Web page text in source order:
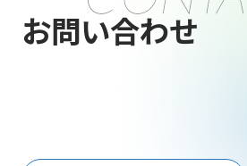
お問い合わせ